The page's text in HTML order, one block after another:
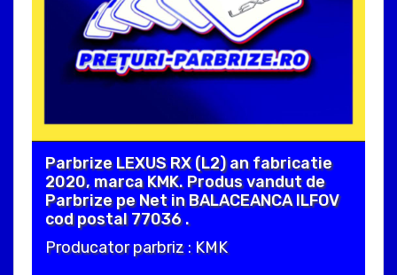
Parbrize LEXUS RX (L2) an fabricatie
2020, marca KMK. Produs vandut de
Parbrize pe Net in BALACEANCA ILFOV
cod postal 77036 .
Producator parbriz : KMK